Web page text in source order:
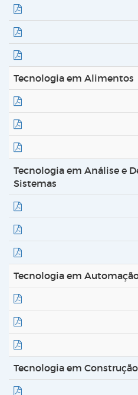
Tecnologia em Alimentos
Tecnologia em Análise e
Sistemas
Tecnologia em
Tecnologia em